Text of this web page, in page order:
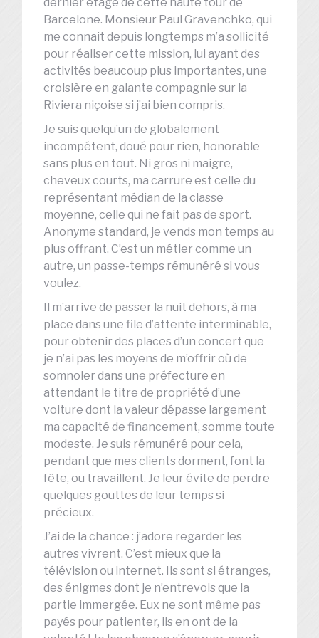
Barcelone. Monsieur Paul Gravenchko, qui
me connait depuis longtemps m’a sollicité
pour réaliser cette mission, lui ayant des
activités beaucoup plus importantes, une
croisière en galante compagnie sur la
Riviera niçoise si j’ai bien compris.
Je suis quelqu’un de globalement
incompétent, doué pour rien, honorable
sans plus en tout. Ni gros ni maigre,
cheveux courts, ma carrure est celle du
représentant médian de la classe
moyenne, celle qui ne fait pas de sport.
Anonyme standard, je vends mon temps au
plus offrant. C’est un métier comme un
autre, un passe-temps rémunéré si vous
voulez.
Il m’arrive de passer la nuit dehors, à ma
place dans une file d’attente interminable,
pour obtenir des places d’un concert que
je n’ai pas les moyens de m’offrir où de
somnoler dans une préfecture en
attendant le titre de propriété d’une
voiture dont la valeur dépasse largement
ma capacité de financement, somme toute
modeste. Je suis rémunéré pour cela,
pendant que mes clients dorment, font la
fête, ou travaillent. Je leur évite de perdre
quelques gouttes de leur temps si
précieux.
J’ai de la chance : j’adore regarder les
autres vivrent. C’est mieux que la
télévision ou internet. Ils sont si étranges,
des énigmes dont je n’entrevois que la
partie immergée. Eux ne sont même pas
payés pour patienter, ils en ont de la